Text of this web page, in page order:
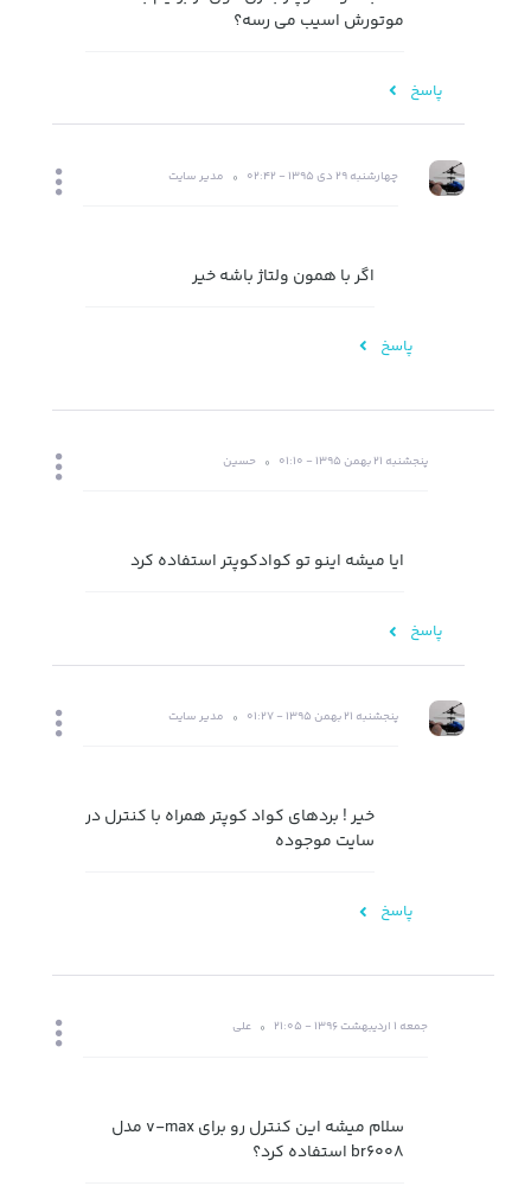
موتورش اسیب می رسه؟
پاسخ
چهارشنبه 29 دی 1395 - 02:42 مدیر سایت
اگر با همون ولتاژ باشه خیر
پاسخ
پنجشنبه 21 بهمن 1395 - 01:10 حسین
ایا میشه اینو تو کوادکوپتر استفاده کرد
پاسخ
پنجشنبه 21 بهمن 1395 - 01:27 مدیر سایت
خیر ! بردهای کواد کوپتر همراه با کنترل در
سایت موجوده
پاسخ
جمعه 1 اردیبهشت 1396 - 21:05 علی
سلام میشه این کنترل رو برای v-max مدل
br6008 استفاده کرد؟